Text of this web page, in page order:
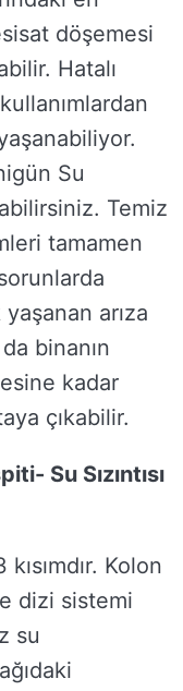
döşemesi
Hatalı
Su
Temiz
tamamen
arıza
binanın
kadar
çıkabilir.
Su Sızıntısı
Kolon
dizi sistemi
su